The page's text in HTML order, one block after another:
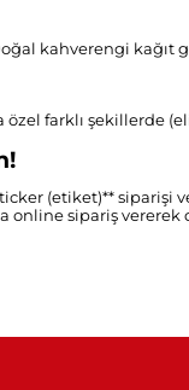
kahverengi kağıt
özel farklı şekillerde
(etiket)** siparişi
sipariş vererek